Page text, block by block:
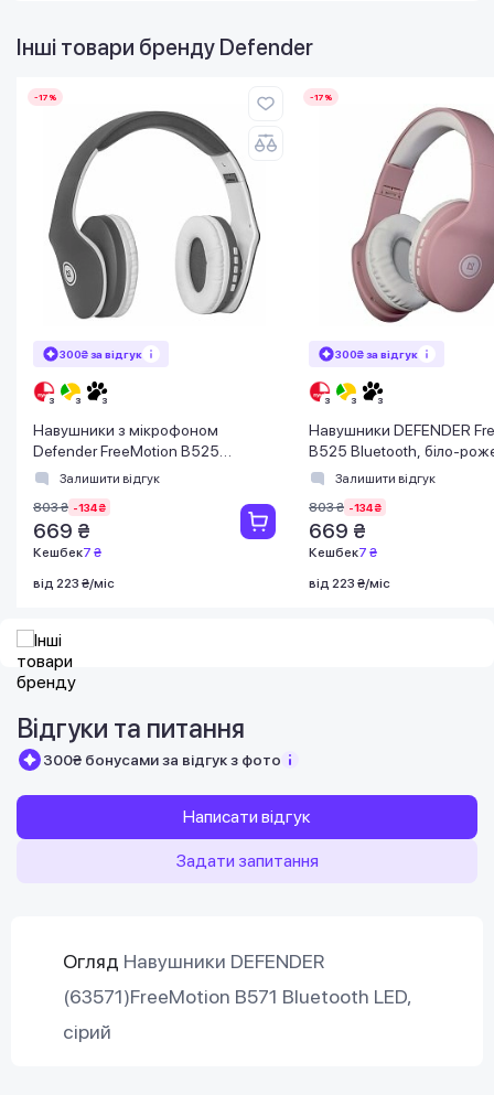
Інші товари бренду Defender
-17%
300₴ за відгук
Навушники з мікрофоном
Defender FreeMotion B525
Bluetooth, біло-сірий
Залишити відгук
803 ₴ -134 ₴
669 ₴
Кешбек7 ₴
від 223 ₴/міс
-17%
300₴ за відгук
Навушники DEFENDER
B525 Bluetooth, біло-
(63528)Залишити відгук
803 ₴ -134 ₴
669 ₴
Кешбек7 ₴
від 223 ₴/міс
Відгуки та питання
300₴ бонусами за відгук з фото
Написати відгук
Задати запитання
Огляд Навушники DEFENDER
(63571)FreeMotion B571 Bluetooth LED,
сірий